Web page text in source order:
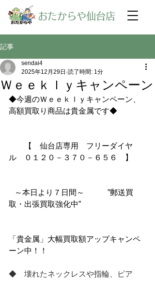
​おたからや仙台店
記事
Ｗｅｅｋｌｙキャンペーン
sendai4
2025年12月29日 読了時間: 1分
◆今週のＷｅｅｋｌｙキャンペーン、
高額買取り商品は貴金属です◆
【　仙台店専用　フリーダイヤ
ル　０１２０－３７０－６５６　】
～本日より７日間～　　　”郵送買
取・出張買取強化中”
「貴金属」大幅買取額アップキャンペ
ーン中！！
◆　壊れたネックレスや指輪、ピア